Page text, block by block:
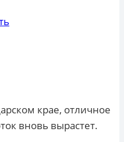
крае, отличное
вновь вырастет.